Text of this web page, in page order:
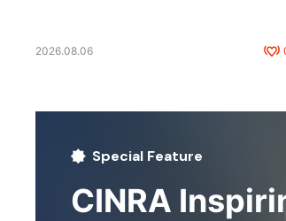
2026.08.06
Special Feature
CINRA